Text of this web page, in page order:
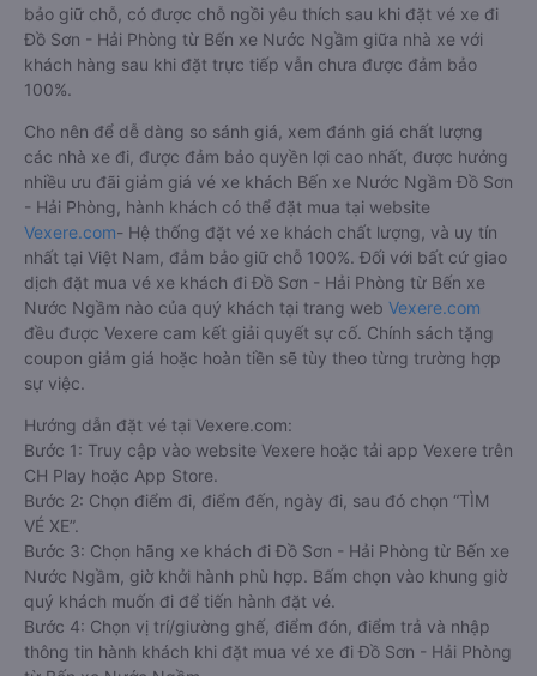
bảo giữ chỗ, có được chỗ ngồi yêu thích sau khi đặt vé xe đi
Đồ Sơn - Hải Phòng từ Bến xe Nước Ngầm giữa nhà xe với
khách hàng sau khi đặt trực tiếp vẫn chưa được đảm bảo
100%.
Cho nên để dễ dàng so sánh giá, xem đánh giá chất lượng
các nhà xe đi, được đảm bảo quyền lợi cao nhất, được hưởng
nhiều ưu đãi giảm giá vé xe khách Bến xe Nước Ngầm Đồ Sơn
- Hải Phòng, hành khách có thể đặt mua tại website
Vexere.com- Hệ thống đặt vé xe khách chất lượng, và uy tín
nhất tại Việt Nam, đảm bảo giữ chỗ 100%. Đối với bất cứ giao
dịch đặt mua vé xe khách đi Đồ Sơn - Hải Phòng từ Bến xe
Nước Ngầm nào của quý khách tại trang web Vexere.com
đều được Vexere cam kết giải quyết sự cố. Chính sách tặng
coupon giảm giá hoặc hoàn tiền sẽ tùy theo từng trường hợp
sự việc.
Hướng dẫn đặt vé tại Vexere.com:
Bước 1: Truy cập vào website Vexere hoặc tải app Vexere trên
CH Play hoặc App Store.
Bước 2: Chọn điểm đi, điểm đến, ngày đi, sau đó chọn “TÌM
VÉ XE”.
Bước 3: Chọn hãng xe khách đi Đồ Sơn - Hải Phòng từ Bến xe
Nước Ngầm, giờ khởi hành phù hợp. Bấm chọn vào khung giờ
quý khách muốn đi để tiến hành đặt vé.
Bước 4: Chọn vị trí/giường ghế, điểm đón, điểm trả và nhập
thông tin hành khách khi đặt mua vé xe đi Đồ Sơn - Hải Phòng